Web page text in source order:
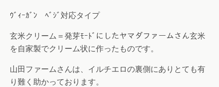
ｳﾞｨｰｶﾞﾝ ﾍﾞｼﾞ対応タイプ
玄米クリーム＝発芽ﾓｰﾄﾞにしたヤマダファームさん玄米
を自家製でクリーム状に作ったものです。
山田ファームさんは、イルチエロの裏側にありとても有
り難く助かっております。